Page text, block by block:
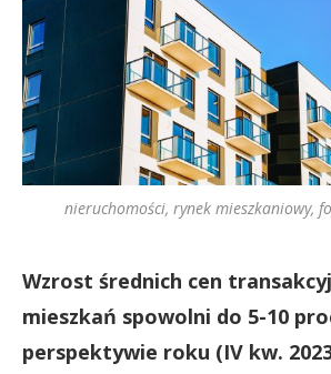
nieruchomości, rynek mieszkaniowy,
Wzrost średnich cen
mieszkań spowolni do 5-10
perspektywie roku (IV kw.